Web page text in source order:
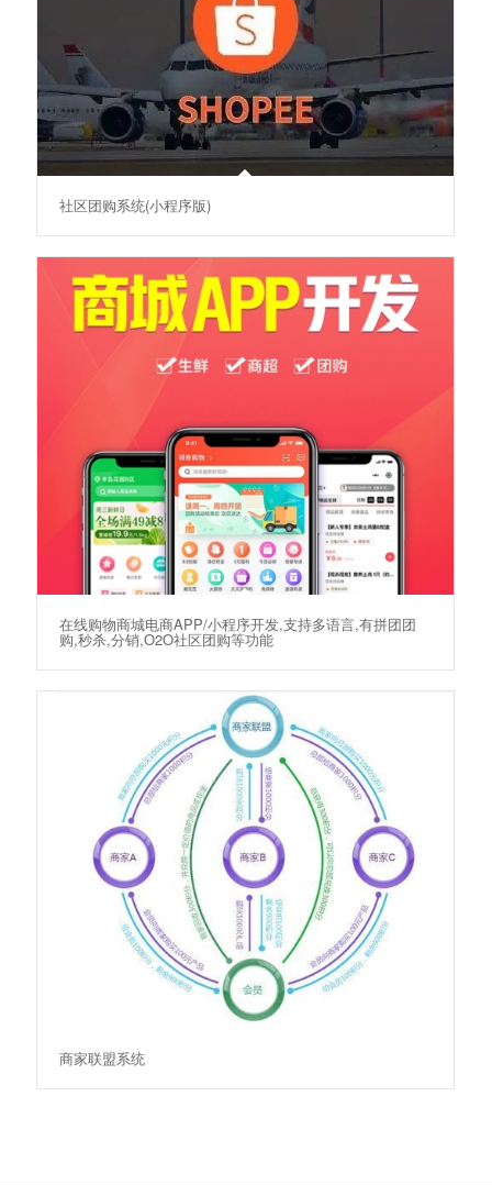
社区团购系统(小程序版)
在线购物商城电商APP/小程序开发,支持多语言,有拼团团
购,秒杀,分销,O2O社区团购等功能
商家联盟系统